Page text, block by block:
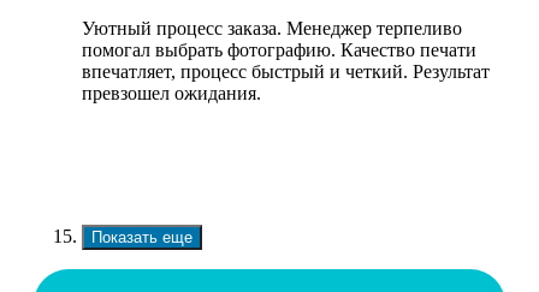
Уютный процесс заказа. Менеджер терпеливо
помогал выбрать фотографию. Качество печати
впечатляет, процесс быстрый и четкий. Результат
превзошел ожидания.
Показать еще